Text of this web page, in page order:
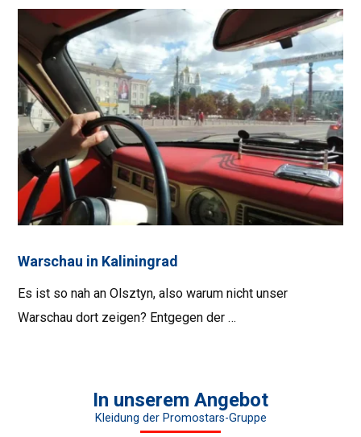
Warschau in Kaliningrad
Es ist so nah an Olsztyn, also warum nicht unser
Warschau dort zeigen? Entgegen der …
In unserem Angebot
Kleidung der Promostars-Gruppe